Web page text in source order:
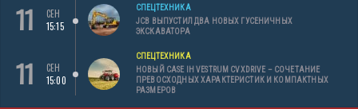
11
СЕН
15:15
СПЕЦТЕХНИКА
JCB ВЫПУСТИЛ ДВА НОВЫХ ГУСЕНИЧНЫХ
ЭКСКАВАТОРА
11
СЕН
15:00
СПЕЦТЕХНИКА
НОВЫЙ CASE IH VESTRUM CVXDRIVE – СОЧЕТАНИЕ
ПРЕВОСХОДНЫХ ХАРАКТЕРИСТИК И КОМПАКТНЫХ
РАЗМЕРОВ